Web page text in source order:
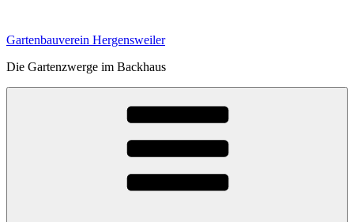
springen
Gartenbauverein Hergensweiler
Die Gartenzwerge im Backhaus